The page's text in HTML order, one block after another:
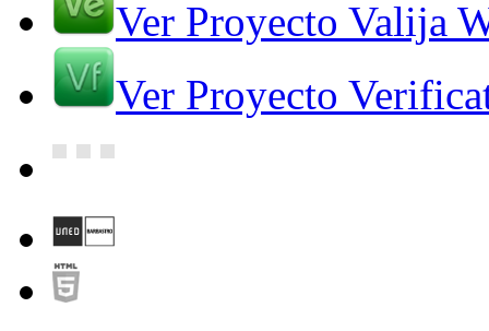
Ver Proyecto Valija
Ver Proyecto